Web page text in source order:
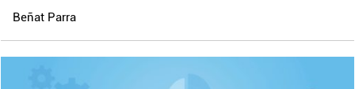
Beñat Parra